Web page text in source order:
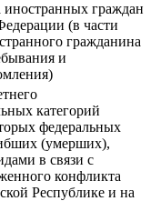
граждан
(в части
гражданина
и
категорий
федеральных
(умерших),
в связи с
конфликта
Республике и на